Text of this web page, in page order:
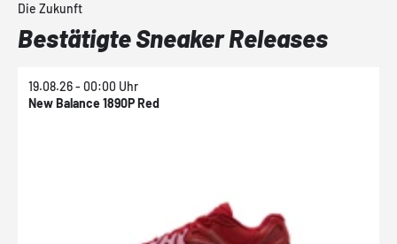
Die Zukunft
Bestätigte Sneaker Releases
19.08.26 - 00:00 Uhr
New Balance 1890P Red